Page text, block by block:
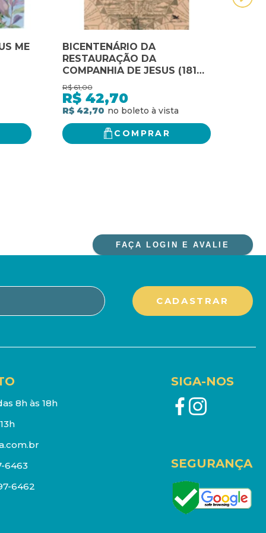
ME
BICENTENÁRIO DA
RESTAURAÇÃO DA
COMPANHIA DE JESUS (1814-
2014): ANAIS DO SIMPÓSIO
NACIONAL REALIZADO POR
OCASIÃO DO BICENTENÁRIO
DA RESTAURAÇÃO DA
COMPANHIA DE JESUS - 8 A
10 DE MAIO DE 2014
R$ 61,00
R$ 42,70
R$ 42,70
COMPRAR
FAÇA LOGIN E AVALIE
8h às 18h
6463
6462
SIGA-NOS
SEGURANÇA